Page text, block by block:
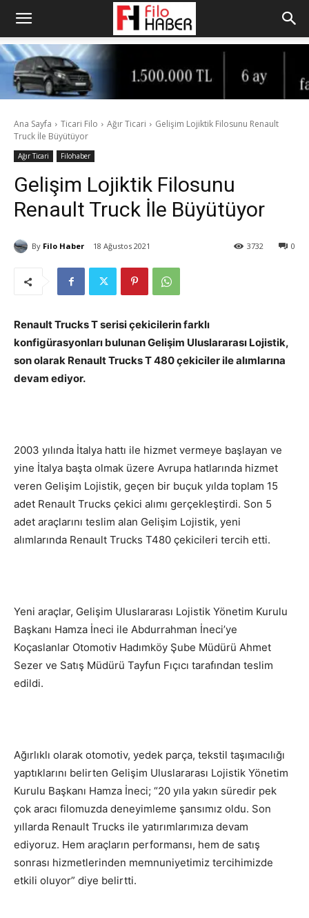
Ana Sayfa Ticari Filo Ağır Ticari
Gelişim Lojiktik Filosunu Renault
Truck İle Büyütüyor
Ağır Ticari Filohaber
Gelişim Lojiktik Filosunu
Renault Truck İle Büyütüyor
By Filo Haber 18 Ağustos 2021 0
3732
Renault Trucks T serisi çekicilerin farklı
konfigürasyonları bulunan Gelişim Uluslararası Lojistik,
son olarak Renault Trucks T 480 çekiciler ile alımlarına
devam ediyor.
2003 yılında İtalya hattı ile hizmet vermeye başlayan ve
yine İtalya başta olmak üzere Avrupa hatlarında hizmet
veren Gelişim Lojistik, geçen bir buçuk yılda toplam 15
adet Renault Trucks çekici alımı gerçekleştirdi. Son 5
adet araçlarını teslim alan Gelişim Lojistik, yeni
alımlarında Renault Trucks T480 çekicileri tercih etti.
Yeni araçlar, Gelişim Uluslararası Lojistik Yönetim Kurulu
Başkanı Hamza İneci ile Abdurrahman İneci’ye
Koçaslanlar Otomotiv Hadımköy Şube Müdürü Ahmet
Sezer ve Satış Müdürü Tayfun Fıçıcı tarafından teslim
edildi.
Ağırlıklı olarak otomotiv, yedek parça, tekstil taşımacılığı
yaptıklarını belirten Gelişim Uluslararası Lojistik Yönetim
Kurulu Başkanı Hamza İneci; “20 yıla yakın süredir pek
çok aracı filomuzda deneyimleme şansımız oldu. Son
yıllarda Renault Trucks ile yatırımlarımıza devam
ediyoruz. Hem araçların performansı, hem de satış
sonrası hizmetlerinden memnuniyetimiz tercihimizde
etkili oluyor” diye belirtti.